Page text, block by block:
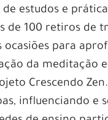
estudos e
de 100 retiros de
ocasiões para
da meditação
Crescendo
influenciando e